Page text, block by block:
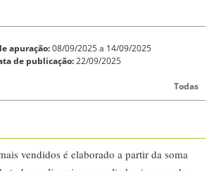
apuração:08/09/2025 a 14/09/2025
de publicação:22/09/2025
Todas
vendidos é elaborado a partir da soma